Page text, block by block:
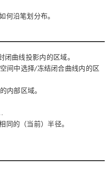
何沿笔划分布。
闭曲线投影内的区域。
间中选择/冻结闭合曲线内的区
内部区域。
同的（当前）半径。